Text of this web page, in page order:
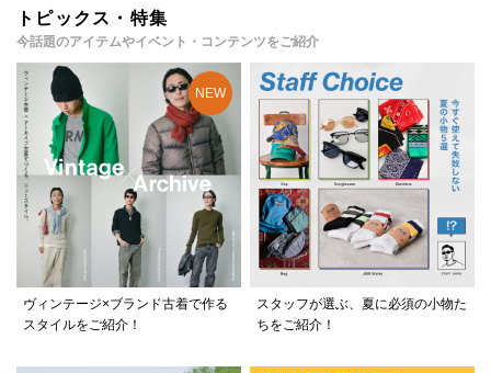
トピックス・特集
今話題のアイテムやイベント・コンテンツをご紹介
ヴィンテージ×ブランド古着で作る
スタイルをご紹介！
スタッフが選ぶ、夏に必須の小物た
ちをご紹介！